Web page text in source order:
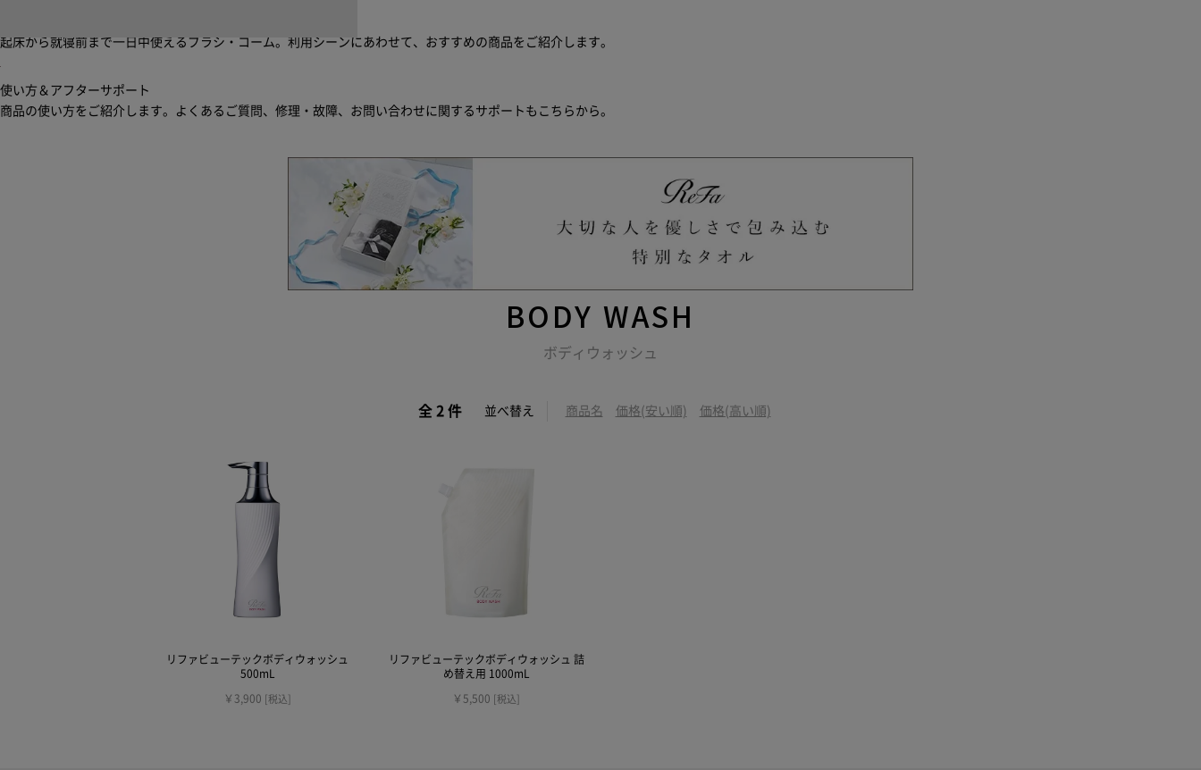
起床から就寝前まで一日中使えるブラシ・コーム。利用シーンにあわせて、おすすめの商品をご紹介します。
使い方＆アフターサポート
商品の使い方をご紹介します。よくあるご質問、修理・故障、お問い合わせに関するサポートもこちらから。
BODY WASH
ボディウォッシュ
全 2 件 並べ替え 商品名 価格(安い順) 価格(高い順)
リファビューテックボディウォッシュ
500mL
￥3,900 [税込]
リファビューテックボディウォッシュ 詰
め替え用 1000mL
￥5,500 [税込]